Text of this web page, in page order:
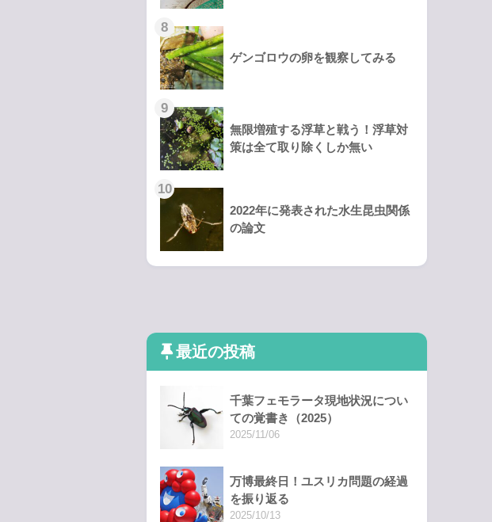
ゲンゴロウの卵を観察してみる
無限増殖する浮草と戦う！浮草対
策は全て取り除くしか無い
2022年に発表された水生昆虫関係
の論文
最近の投稿
千葉フェモラータ現地状況につい
ての覚書き（2025）
2025/11/06
万博最終日！ユスリカ問題の経過
を振り返る
2025/10/13